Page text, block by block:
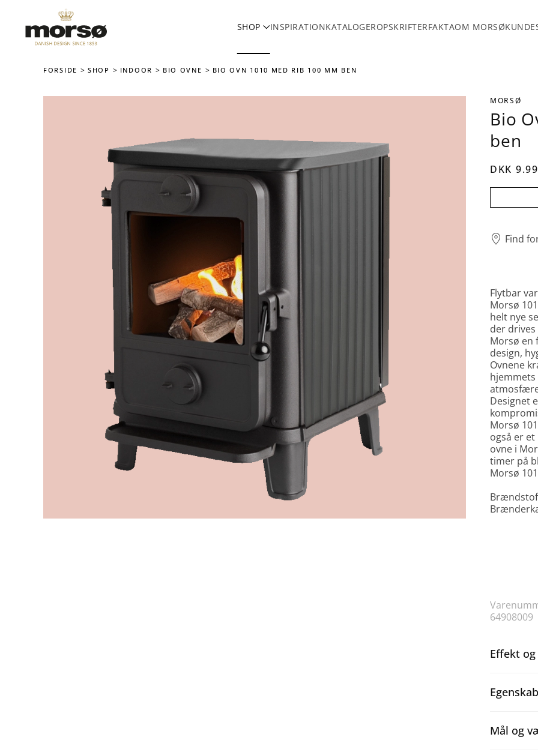
Skip to main content SHOP INSPIRATIONKATALOGEROPSKRIFTERFAKTAOM MORSØ
FORSIDE SHOP INDOOR BIO OVNE BIO OVN 1010 MED RIB 100 MM BEN
MORSØ
Bio
ben
DKK
Find
Flytbar
Morsø
helt nye
der
Morsø en
design,
Ovnene
Designet
Morsø
også er
ovne i
timer på
Morsø
64908009
Effekt
Mål og